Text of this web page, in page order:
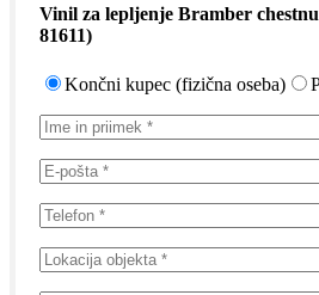
Vinil za lepljenje Bramber
81611)
Končni kupec (fizična oseba)